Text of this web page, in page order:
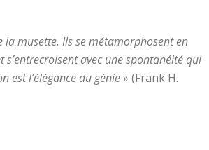
la musette. Ils se métamorphosent en
avec une spontanéité qui
est l’élégance du génie» (Frank H.